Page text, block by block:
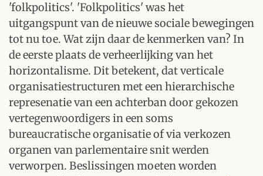
'folkpolitics'. 'Folkpolitics' was het
uitgangspunt van de nieuwe sociale bewegingen
tot nu toe. Wat zijn daar de kenmerken van? In
de eerste plaats de verheerlijking van het
horizontalisme. Dit betekent, dat verticale
organisatiestructuren met een hierarchische
represenatie van een achterban door gekozen
vertegenwoordigers in een soms
bureaucratische organisatie of via verkozen
organen van parlementaire snit werden
verworpen. Beslissingen moeten worden